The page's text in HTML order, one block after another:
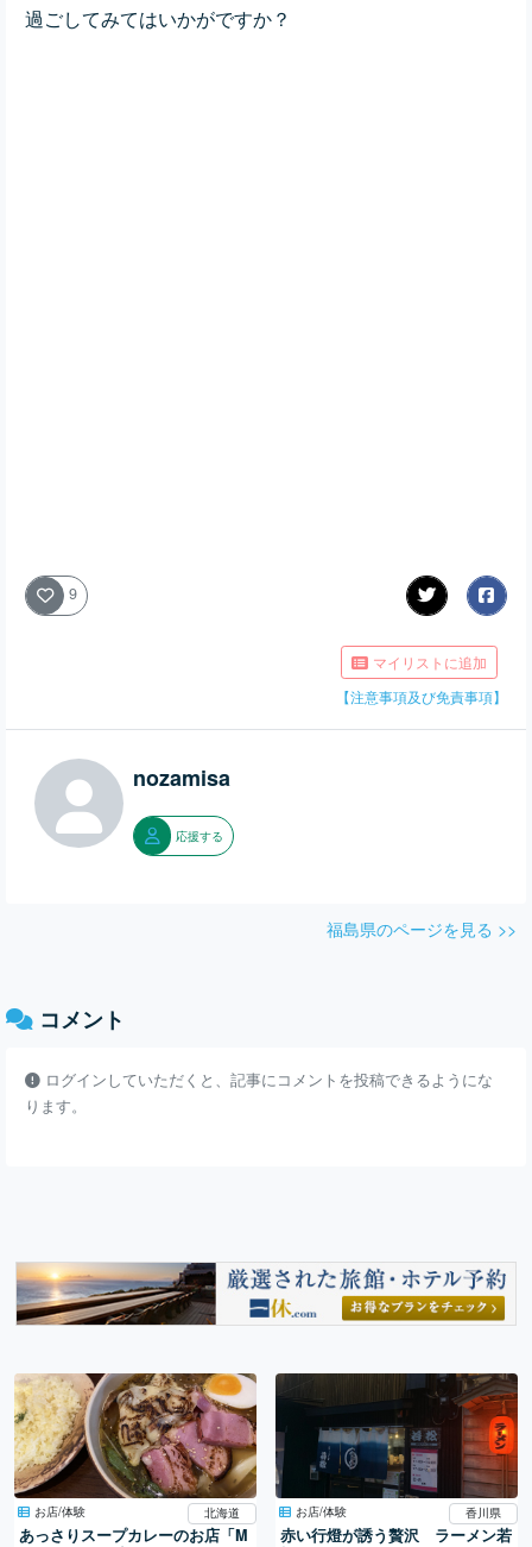
過ごしてみてはいかがですか？
9
マイリストに追加
【注意事項及び免責事項】
nozamisa
応援する
福島県のページを見る >>
コメント
ログインしていただくと、記事にコメントを投稿できるようにな
ります。
お店/体験 北海道
あっさりスープカレーのお店「M
お店/体験 香川県
赤い行燈が誘う贅沢 ラーメン若